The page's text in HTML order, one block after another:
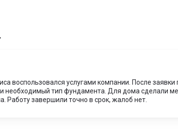
воспользовался услугами компании. После
необходимый тип фундамента. Для дома сделали
Работу завершили точно в срок, жалоб нет.